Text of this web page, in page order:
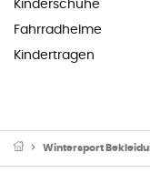
Kinderschuhe
Fahrradhelme
Kindertragen
Wintersport